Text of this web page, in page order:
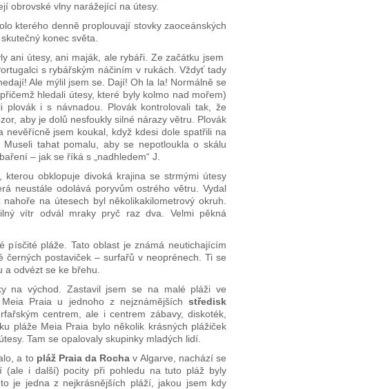
obrovské vlny narážející na útesy.
kterého denně proplouvají stovky zaoceánských
konec světa.
ani útesy, ani maják, ale rybáři. Ze začátku jsem
s rybářským náčiním v rukách. Vždyť tady
Ale mýlil jsem se. Dají! Oh la la! Normálně se
hledali útesy, které byly kolmo nad mořem)
i s návnadou. Plovák kontrolovali tak, že
aby je dolů nesfoukly silné nárazy větru. Plovák
nevěřícně jsem koukal, když kdesi dole spatřili na
tahat pomalu, aby se nepotloukla o skálu
– jak se říká s „nadhledem“ J.
, kterou obklopuje divoká krajina se strmými útesy
neustále odolává poryvům ostrého větru. Vydal
na útesech byl několikakilometrový okruh.
vítr odvál mraky pryč raz dva. Velmi pěkná
písčité pláže. Tato oblast je známá neutichajícím
postaviček – surfařů v neoprénech. Ti se
odvézt se ke břehu.
na východ. Zastavil jsem se na malé pláži ve
Praia u jednoho z nejznámějšíchstředisk
centrem, ale i centrem zábavy, diskoték,
pláže Meia Praia bylo několik krásných plážiček
Tam se opalovaly skupinky mladých lidí.
a to pláž Praia da Rochav Algarve, nachází se
(ale i další) pocity při pohledu na tuto pláž byly
je jedna z nejkrásnějších pláží, jakou jsem kdy